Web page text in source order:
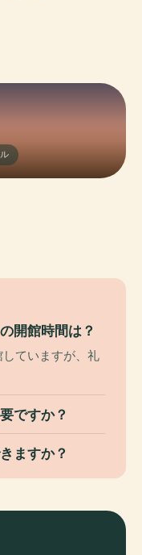
開館時間は？
ていますが、礼
ですか？
ますか？